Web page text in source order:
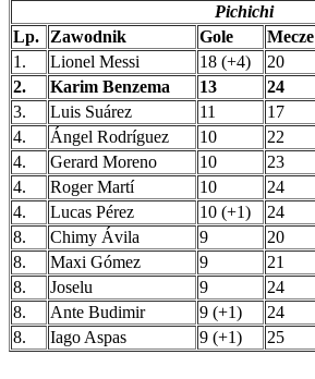
Pichichi
Lp.
Zawodnik Gole Mecze
1.
Lionel Messi 18 (+4) 20
2.
Karim Benzema 13 24
3.
Luis Suárez 11 17
4.
Ángel Rodríguez 10 22
4.
Gerard Moreno 10 23
4.
Roger Martí 10 24
4.
Lucas Pérez 10 (+1) 24
8.
Chimy Ávila 9 20
8.
Maxi Gómez 9 21
8.
Joselu 9 24
8.
Ante Budimir 9 (+1) 24
8.
Iago Aspas 9 (+1) 25